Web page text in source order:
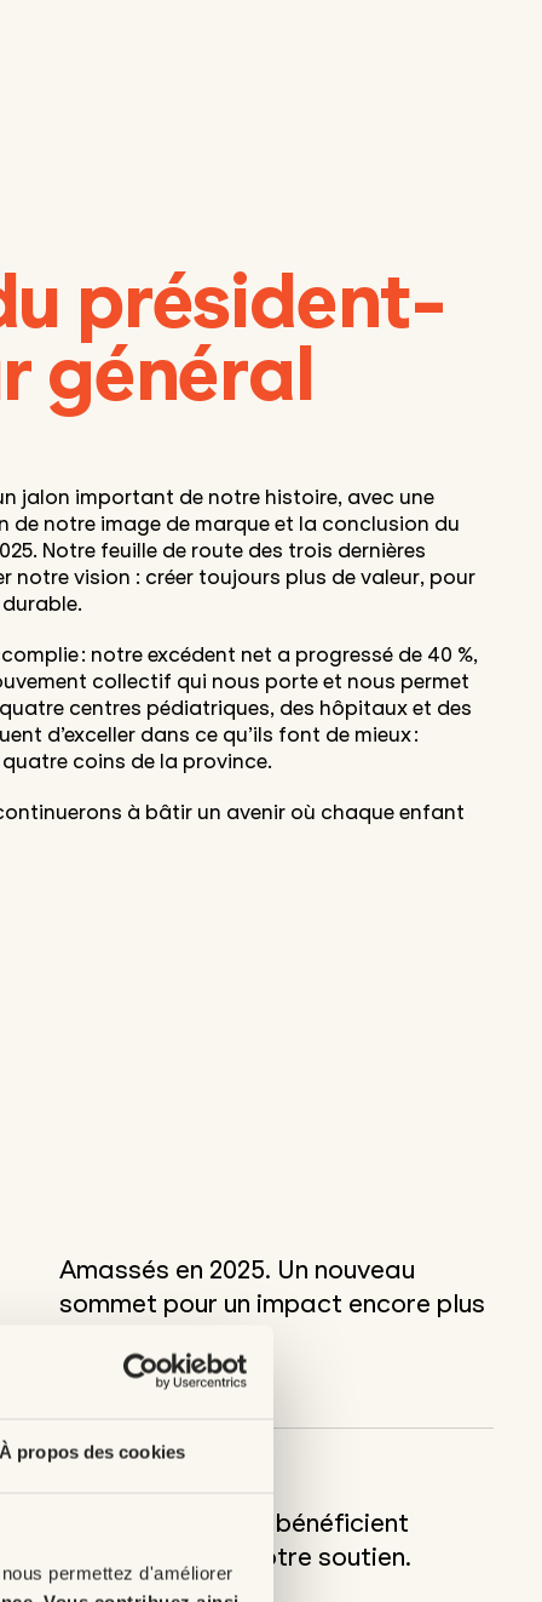
À propos des cookies
permettez d'améliorer
président-
général
jalon important de notre histoire, avec une
de notre image de marque et la conclusion du
Notre feuille de route des trois dernières
notre vision : créer toujours plus de valeur, pour
: notre excédent net a progressé de 40 %,
collectif qui nous porte et nous permet
centres pédiatriques, des hôpitaux et des
d’exceller dans ce qu’ils font de mieux :
coins de la province.
à bâtir un avenir où chaque enfant
Amassés en 2025. Un nouveau
sommet pour un impact encore plus
Enfants en région bénéficient
directement de notre soutien.